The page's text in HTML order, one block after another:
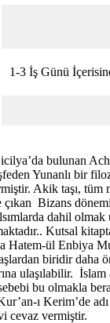
1-3 İş Günü
bulunan
Yunanlı bir
Akik taşı, tüm
Bizans
dahil
Kutsal
Hatem-ül Enbiya
biridir daha
ulaşılabilir. İslam
bu olmakla
ı Kerim’de
cevaz vermiştir.